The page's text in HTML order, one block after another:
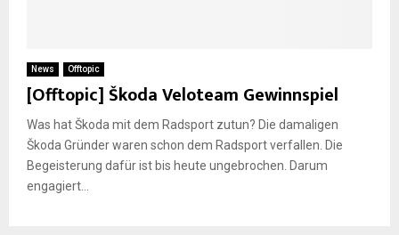
E
N
U
News Offtopic
[Offtopic] Škoda Veloteam Gewinnspiel
Was hat Škoda mit dem Radsport zutun? Die damaligen
Škoda Gründer waren schon dem Radsport verfallen. Die
Begeisterung dafür ist bis heute ungebrochen. Darum
engagiert...